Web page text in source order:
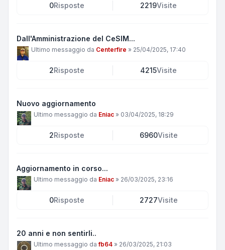
0Risposte 2219Visite
Dall'Amministrazione del CeSIM...
Ultimo messaggio da Centerfire » 25/04/2025, 17:40
2Risposte 4215Visite
Nuovo aggiornamento
Ultimo messaggio da Eniac » 03/04/2025, 18:29
2Risposte 6960Visite
Aggiornamento in corso...
Ultimo messaggio da Eniac » 26/03/2025, 23:16
0Risposte 2727Visite
20 anni e non sentirli..
Ultimo messaggio dafb64 » 26/03/2025, 21:03